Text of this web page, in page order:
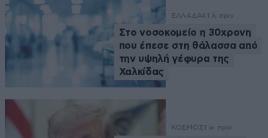
ΕΛΛΑΔΑ41 λ. πριν
Στο νοσοκομείο η 30χρονη
που έπεσε στη θάλασσα από
την υψηλή γέφυρα της
Χαλκίδας
ΚΟΣΜΟΣ 1 ω. πριν